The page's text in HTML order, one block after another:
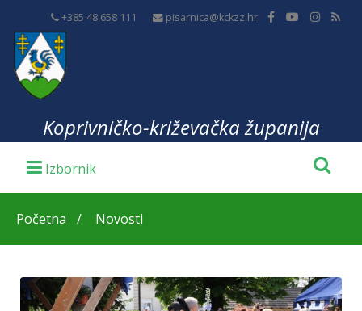
+385 48 658 111 pisarnica@kckzz.hr
Koprivničko-križevačka županija
Početna Novosti